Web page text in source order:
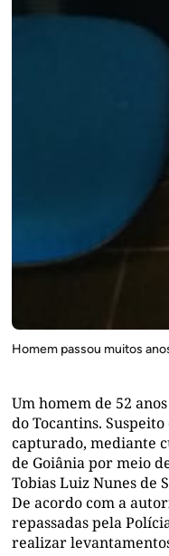
Homem passou muitos
Um homem de 52
do Tocantins.
capturado, mediante
de Goiânia por meio
Tobias Luiz Nunes de
De acordo com a
repassadas pela
realizar